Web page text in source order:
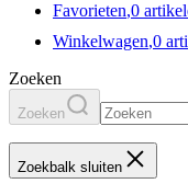
Favorieten,0
Winkelwagen,0
Zoeken
Zoeken
Zoekbalk sluiten